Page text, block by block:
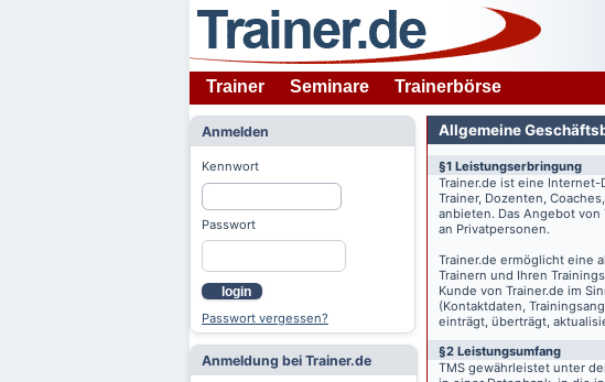
Trainer Seminare Trainerbörse
Anmelden
Kennwort
Passwort
login
Passwort vergessen?
Anmeldung bei Trainer.de
Allgemeine
§1 Leistungserbringung
Trainer.de ist eine Internet-
Trainer, Dozenten,
anbieten. Das Angebot
an Privatpersonen.
Trainer.de ermöglicht eine
Trainern und Ihren
Kunde von Trainer.de im
(Kontaktdaten,
einträgt, überträgt,
§2 Leistungsumfang
TMS gewährleistet unter